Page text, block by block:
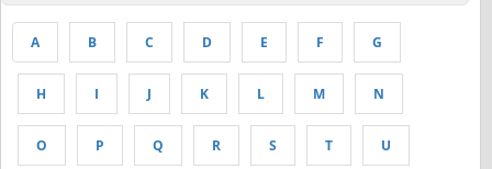
A B C D E F G
H I J K L M N
O P Q R S T U